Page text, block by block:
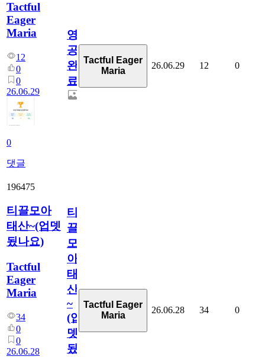
Tactful
Eager
Maria
12
0
0
26.06.29
0
댓글
영
공
완
료
Tactful Eager
Maria
26.06.29 12 0
196475
티끌모아
태산~(업뎃
됬나요)
Tactful
Eager
Maria
34
0
0
26.06.28
티
끌
모
아
태
산
~
(업
뎃
됬
Tactful Eager
Maria
26.06.28 34 0